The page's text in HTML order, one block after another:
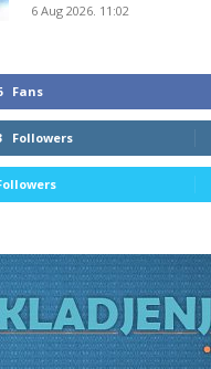
6 Aug 2026. 11:02
Fans
Followers